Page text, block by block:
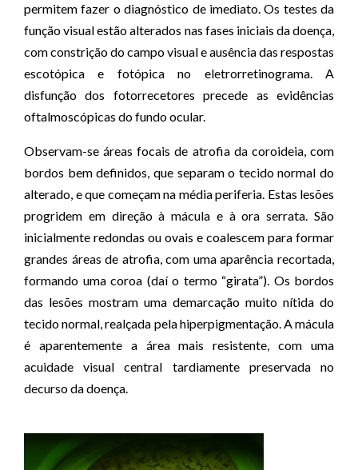
permitem fazer o diagnóstico de imediato. Os testes da
função visual estão alterados nas fases iniciais da doença,
com constrição do campo visual e ausência das respostas
escotópica e fotópica no eletrorretinograma. A
disfunção dos fotorrecetores precede as evidências
oftalmoscópicas do fundo ocular.
Observam-se áreas focais de atrofia da coroideia, com
bordos bem definidos, que separam o tecido normal do
alterado, e que começam na média periferia. Estas lesões
progridem em direção à mácula e à ora serrata. São
inicialmente redondas ou ovais e coalescem para formar
grandes áreas de atrofia, com uma aparência recortada,
formando uma coroa (daí o termo “girata”). Os bordos
das lesões mostram uma demarcação muito nítida do
tecido normal, realçada pela hiperpigmentação. A mácula
é aparentemente a área mais resistente, com uma
acuidade visual central tardiamente preservada no
decurso da doença.